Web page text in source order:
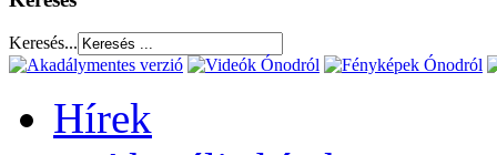
Keresés...
Hírek